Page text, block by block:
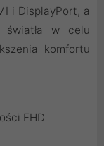
i DisplayPort, a
światła w celu
komfortu
FHD